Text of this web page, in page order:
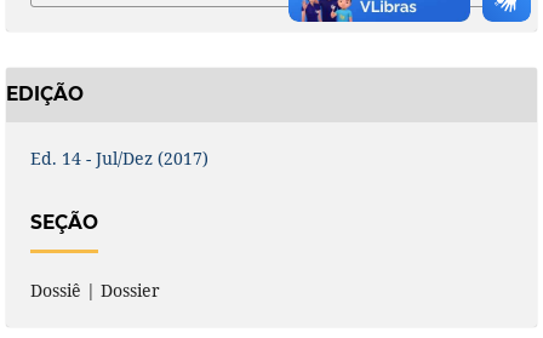
EDIÇÃO
Ed. 14 - Jul/Dez (2017)
SEÇÃO
Dossiê | Dossier